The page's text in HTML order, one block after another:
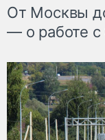
От Москвы
— о работе с